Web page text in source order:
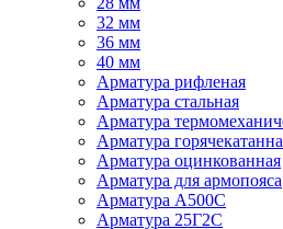
32 мм
36 мм
40 мм
Арматура рифленая
Арматура стальная
Арматура
Арматура
Арматура оцинкованная
Арматура для армопояса
Арматура A500С
Арматура 25Г2С